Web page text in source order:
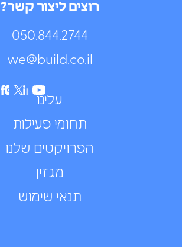
עלינו
תחומי פעילות
הפרויקטים שלנו
מגזין
תנאי שימוש
רוצים ליצור קשר?
050.844.2744⁩
we@build.co.il